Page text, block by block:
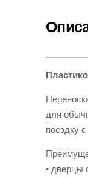
для
поездку
• дверцы